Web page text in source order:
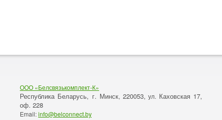
ООО «Белсвязькомплект-К»
Республика Беларусь, г. Минск, 220053, ул. Каховская 17,
оф. 228
Email:info@belconnect.by